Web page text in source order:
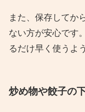
また、保存してか
ない方が安心です
るだけ早く使うよ
炒め物や餃子の